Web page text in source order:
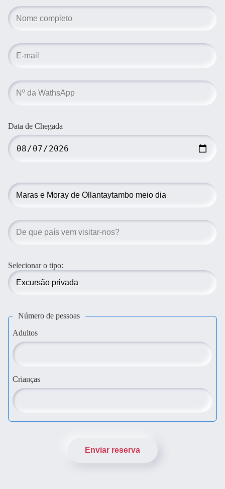
Data de Chegada
Selecionar o tipo:
Número de pessoas
Adultos
Crianças
Enviar reserva